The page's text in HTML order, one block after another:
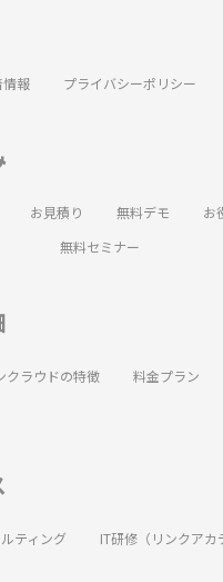
情報 プライバシーポリシー
お見積り 無料デモ
お
無料セミナー
クラウドの特徴 料金プラン
ティング IT研修（リンクアカ